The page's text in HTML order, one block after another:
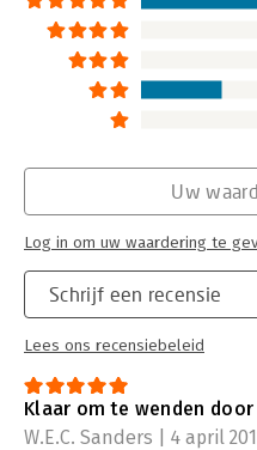
(strateeg) van de
Lees verder
Schrijf een recensie
Lees ons recensiebeleid
Uw
Log in om uw waardering te
Klaar om te wenden
W.E.C. Sanders | 4 april